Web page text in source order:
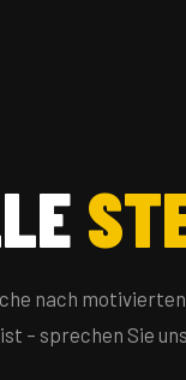
nach
– sprechen Sie